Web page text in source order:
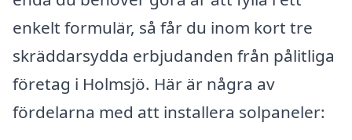
enkelt formulär, så får du inom kort tre
skräddarsydda erbjudanden från pålitliga
företag i Holmsjö. Här är några av
fördelarna med att installera solpaneler: